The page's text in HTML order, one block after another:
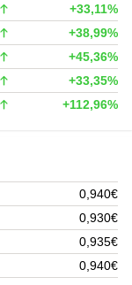
+33,11%
+38,99%
+45,36%
+33,35%
+112,96%
0,940€
0,930€
0,935€
0,940€